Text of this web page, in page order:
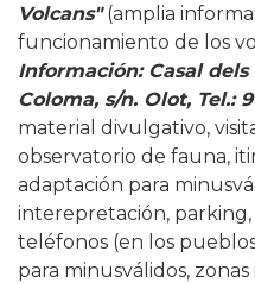
Volcans"(amplia
funcionamiento de los
Información: Casal dels
Coloma, s/n. Olot, Tel.:
material divulgativo,
observatorio de fauna,
adaptación para
interepretación,
teléfonos (en los
para minusválidos,